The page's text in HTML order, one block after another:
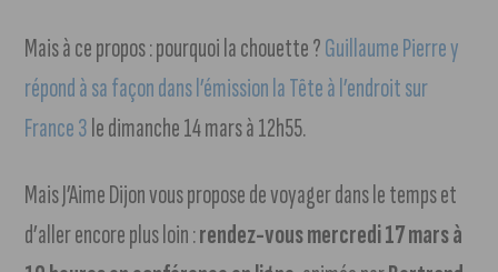
Mais à ce propos : pourquoi la chouette ?Guillaume Pierre y
répond à sa façon dans l’émission la Tête à l’endroit sur
France 3le dimanche 14 mars à 12h55.
Mais J’Aime Dijon vous propose de voyager dans le temps et
d’aller encore plus loin :rendez-vous mercredi 17 mars à